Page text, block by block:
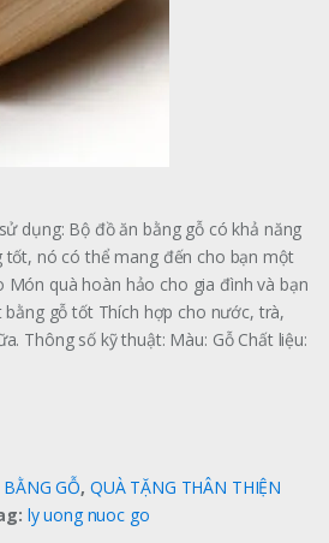
dụng: Bộ đồ ăn bằng gỗ có khả năng
tốt, nó có thể mang đến cho bạn một
Món quà hoàn hảo cho gia đình và bạn
gỗ tốt Thích hợp cho nước, trà,
Thông số kỹ thuật: Màu: Gỗ Chất liệu:
GỖ, QUÀ TẶNG THÂN THIỆN
ly uong nuoc go